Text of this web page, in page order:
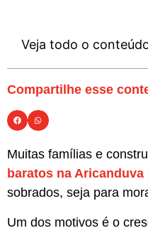
Veja todo o
Compartilhe esse
Muitas famílias e
baratos na Aricanduva
sobrados, seja para
Um dos motivos é o